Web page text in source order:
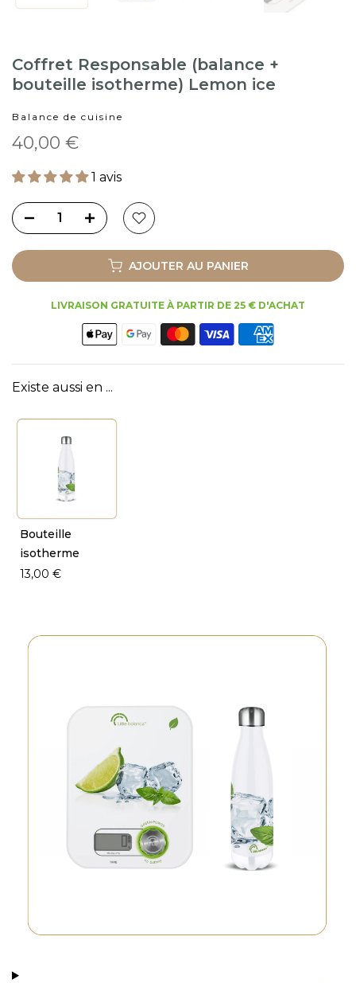
Coffret Responsable (balance +
bouteille isotherme) Lemon ice
Balance de cuisine
40,00 €
1 avis
AJOUTER AU PANIER
LIVRAISON GRATUITE À PARTIR DE 25 € D'ACHAT
Existe aussi en ...
Bouteille
isotherme
13,00 €